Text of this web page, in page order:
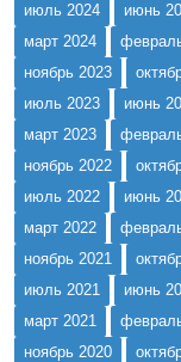
июль 2024
июнь
март 2024
ноябрь 2023
июль 2023
июнь
март 2023
ноябрь 2022
июль 2022
июнь
март 2022
ноябрь 2021
июль 2021
июнь
март 2021
ноябрь 2020